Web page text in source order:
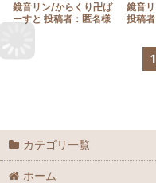
鏡音リン/からくり卍ば
ーすと 投稿者：匿名様
鏡音
投稿
1
カテゴリ一覧
ホーム